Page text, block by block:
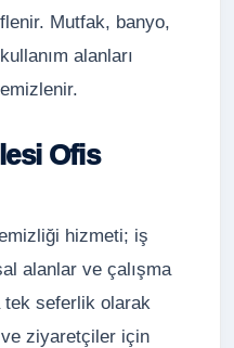
Mutfak, banyo,
alanları
Ofis
hizmeti; iş
alanlar ve çalışma
tek seferlik olarak
ve ziyaretçiler için